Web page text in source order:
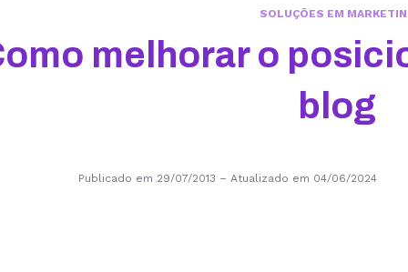
SOLUÇÕES EM
melhorar o
blog
Publicado em 29/07/2013 – Atualizado em 04/06/2024